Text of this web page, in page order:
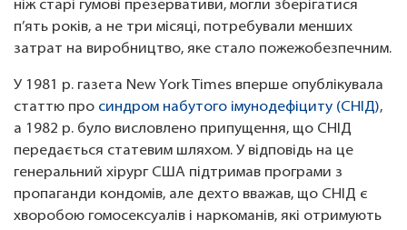
ніж старі гумові презервативи, могли зберігатися
п’ять років, а не три місяці, потребували менших
затрат на виробництво, яке стало пожежобезпечним.
У 1981 р. газета New York Times вперше опублікувала
статтю про синдром набутого імунодефіциту (СНІД),
а 1982 р. було висловлено припущення, що СНІД
передається статевим шляхом. У відповідь на це
генеральний хірург США підтримав програми з
пропаганди кондомів, але дехто вважав, що СНІД є
хворобою гомосексуалів і наркоманів, які отримують